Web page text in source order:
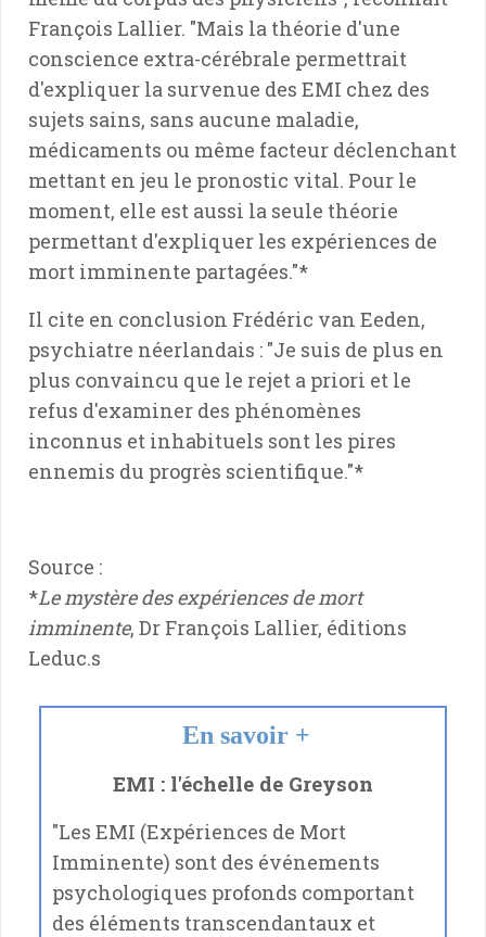
François Lallier. "Mais la théorie d'une
conscience extra-cérébrale permettrait
d'expliquer la survenue des EMI chez des
sujets sains, sans aucune maladie,
médicaments ou même facteur déclenchant
mettant en jeu le pronostic vital. Pour le
moment, elle est aussi la seule théorie
permettant d'expliquer les expériences de
mort imminente partagées."*
Il cite en conclusion Frédéric van Eeden,
psychiatre néerlandais : "Je suis de plus en
plus convaincu que le rejet a priori et le
refus d'examiner des phénomènes
inconnus et inhabituels sont les pires
ennemis du progrès scientifique."*
Source :
*Le mystère des expériences de mort
imminente, Dr François Lallier, éditions
Leduc.s
En savoir +
EMI : l'échelle de Greyson
"Les EMI (Expériences de Mort
Imminente) sont des événements
psychologiques profonds comportant
des éléments transcendantaux et